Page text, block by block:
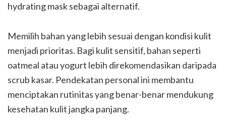
hydrating mask sebagai alternatif.
Memilih bahan yang lebih sesuai dengan kondisi kulit
menjadi prioritas. Bagi kulit sensitif, bahan seperti
oatmeal atau yogurt lebih direkomendasikan daripada
scrub kasar. Pendekatan personal ini membantu
menciptakan rutinitas yang benar-benar mendukung
kesehatan kulit jangka panjang.